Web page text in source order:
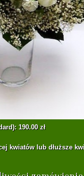
190.00 zł
kwiatów lub dłuższe